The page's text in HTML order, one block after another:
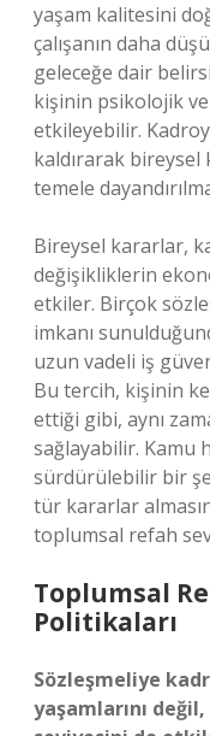
yaşam kalitesini
çalışanın daha
geleceğe dair
kişinin psikolojik
etkileyebilir.
kaldırarak bireysel
temele
Bireysel kararlar,
değişikliklerin
etkiler. Birçok
imkanı
uzun vadeli iş
Bu tercih, kişinin
ettiği gibi, aynı
sağlayabilir. Kamu
sürdürülebilir bir
tür kararlar
toplumsal refah
Toplumsal
Politikaları
Sözleşmeliye
yaşamlarını